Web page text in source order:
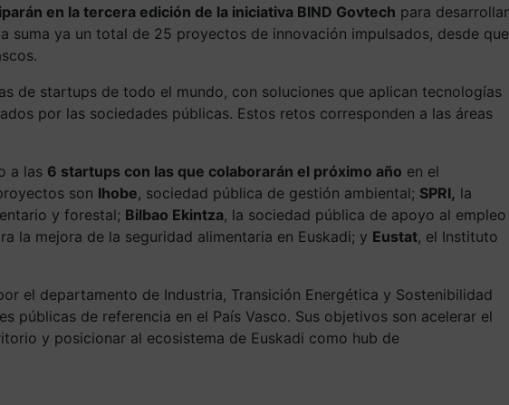
en la tercera edición de la iniciativa BIND Govtech para desarrollar
ya un total de 25 proyectos de innovación impulsados, desde que
de startups de todo el mundo, con soluciones que aplican tecnologías
por las sociedades públicas. Estos retos corresponden a las áreas
a las 6 startups con las que colaborarán el próximo año en el
son Ihobe, sociedad pública de gestión ambiental; SPRI, la
y forestal; Bilbao Ekintza, la sociedad pública de apoyo al empleo
la mejora de la seguridad alimentaria en Euskadi; y Eustat, el Instituto
el departamento de Industria, Transición Energética y Sostenibilidad
públicas de referencia en el País Vasco. Sus objetivos son acelerar el
y posicionar al ecosistema de Euskadi como hub de